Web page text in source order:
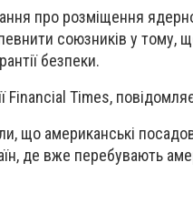
про розміщення
союзників у тому,
безпеки.
Financial Times,
що американські
де вже перебувають